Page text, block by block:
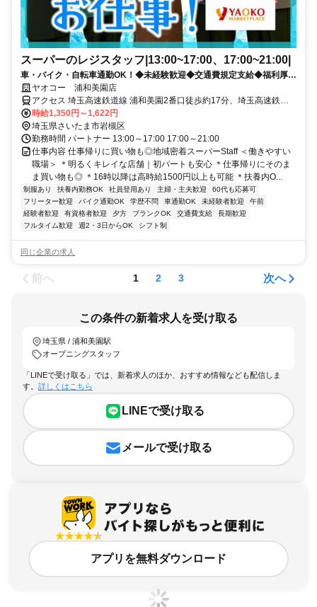
スーパーのレジスタッフ|13:00~17:00、17:00~21:00|
車・バイク・自転車通勤OK！◆未経験歓迎◆交通費規定支給◆福利厚生
充実ヤオコー 浦和美園店
アクセス 埼玉高速鉄道線 浦和美園2番口徒歩約17分、埼玉高速鉄道
線 東川口3番口徒歩約48分、ＪＲ武蔵野線 東川口3番口徒歩約48分 ●
浦和美園駅から徒歩19分 ●東川口駅から車12分、電車23分 ●岩槻駅か
ら車20分、バス29分 ●北越谷駅から車15分 ●東浦和駅から車19分、
電車34分
時給1,350円～1,622円
埼玉県さいたま市岩槻区
勤務時間 パートナー 13:00～17:00 17:00～21:00
仕事内容 仕事帰りに買い物も◎地域密着スーパーStaff ＜働きやすい
職場＞ ＊明るくキレイな店舗｜初パートも安心 ＊仕事帰りにそのま
ま買い物も◎ ＊16時以降は高時給1500円以上も可能 ＊扶養内O...
制服あり 扶養内勤務OK 社員登用あり 主婦・主夫歓迎
60代も応募可
フリーター歓迎
バイク通勤OK 学歴不問 車通勤OK 未経験者歓迎
午前
経験者歓迎
有資格者歓迎 夕方 ブランクOK 交通費支給
長期歓迎
フルタイム歓迎
週2・3日からOK シフト制
同じ企業の求人
前へ 1 2 3 次へ
この条件の新着求人を受け取る
埼玉県 / 浦和美園駅
オープニングスタッフ
「LINEで受け取る」では、新着求人のほか、おすすめ情報なども配信しま
す。 詳しくはこちら
LINEで受け取る
メールで受け取る
アプリを無料ダウンロード